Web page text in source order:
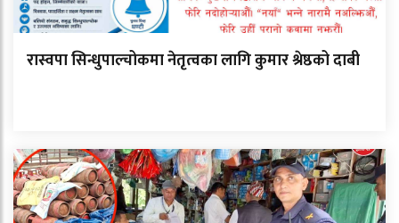
रास्वपा सिन्धुपाल्चोकमा नेतृत्वका लागि कुमार श्रेष्ठको दाबी